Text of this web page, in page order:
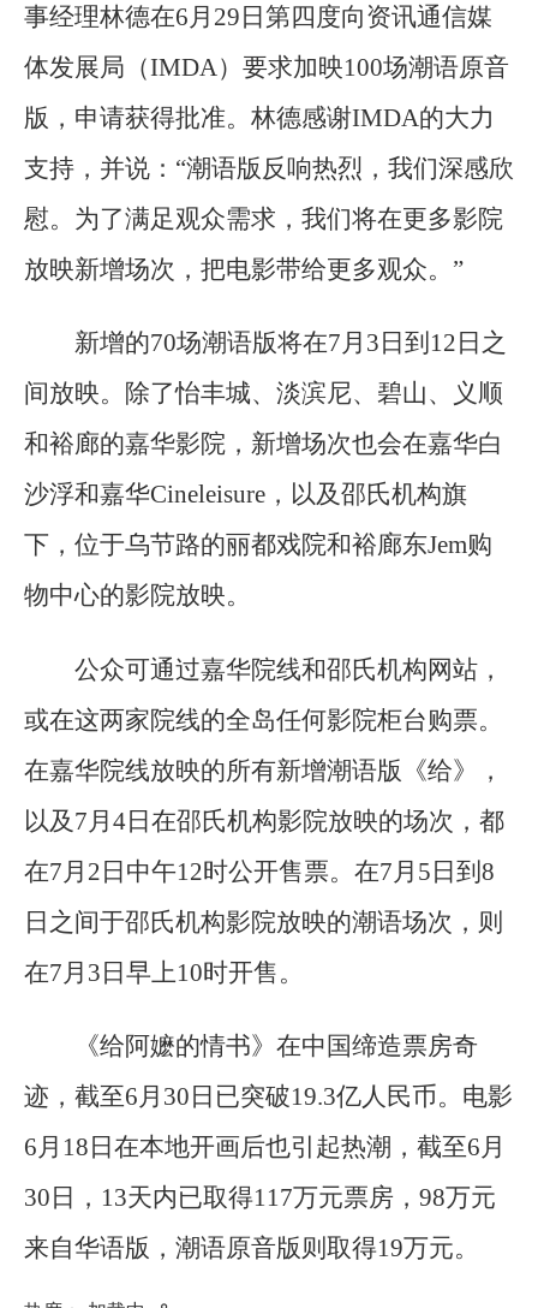
事经理林德在6月29日第四度向资讯通信媒
体发展局（IMDA）要求加映100场潮语原音
版，申请获得批准。林德感谢IMDA的大力
支持，并说：“潮语版反响热烈，我们深感欣
慰。为了满足观众需求，我们将在更多影院
放映新增场次，把电影带给更多观众。”
新增的70场潮语版将在7月3日到12日之
间放映。除了怡丰城、淡滨尼、碧山、义顺
和裕廊的嘉华影院，新增场次也会在嘉华白
沙浮和嘉华Cineleisure，以及邵氏机构旗
下，位于乌节路的丽都戏院和裕廊东Jem购
物中心的影院放映。
公众可通过嘉华院线和邵氏机构网站，
或在这两家院线的全岛任何影院柜台购票。
在嘉华院线放映的所有新增潮语版《给》，
以及7月4日在邵氏机构影院放映的场次，都
在7月2日中午12时公开售票。在7月5日到8
日之间于邵氏机构影院放映的潮语场次，则
在7月3日早上10时开售。
《给阿嬷的情书》在中国缔造票房奇
迹，截至6月30日已突破19.3亿人民币。电影
6月18日在本地开画后也引起热潮，截至6月
30日，13天内已取得117万元票房，98万元
来自华语版，潮语原音版则取得19万元。